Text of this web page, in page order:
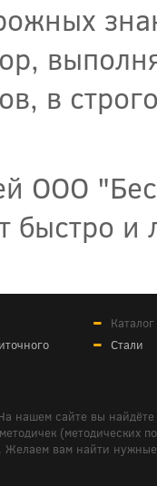
в
ООО
быстро и
Стали
нашем сайте вы
(методических
вам найти